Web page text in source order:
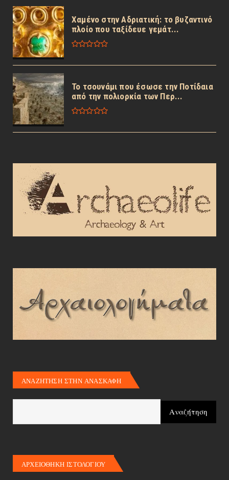
Χαμένο στην Αδριατική: το βυζαντινό
πλοίο που ταξίδευε γεμάτ...
Το τσουνάμι που έσωσε την Ποτίδαια
από την πολιορκία των Περ...
ΑΝΑΖΗΤΗΣΗ ΣΤΗΝ ΑΝΑΣΚΑΦΗ
ΑΡΧΕΙΟΘΗΚΗ ΙΣΤΟΛΟΓΙΟΥ